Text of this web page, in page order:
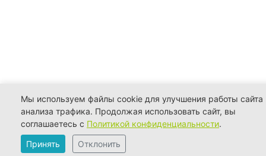
Мы используем файлы cookie для улучшения работы сайта
анализа трафика. Продолжая использовать сайт, вы
соглашаетесь с Политикой конфиденциальности.
Принять
Отклонить